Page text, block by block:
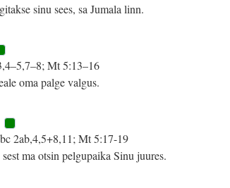
sinu sees, sa Jumala linn.
Mt 5:13–16
oma palge valgus.
2ab,4,5+8,11; Mt 5:17-19
ma otsin pelgupaika Sinu juures.